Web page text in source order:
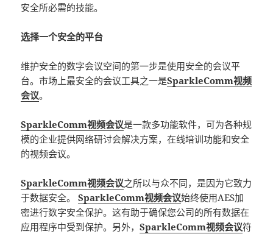
安全所必需的技能。
选择一个安全的平台
维护安全的数字会议空间的第一步是使用安全的会议平
台。市场上最安全的会议工具之一是SparkleComm视频
会议。
SparkleComm视频会议是一款多功能软件，可为各种规
模的企业提供网络研讨会解决方案，在线培训功能和安全
的视频会议。
SparkleComm视频会议之所以与众不同，是因为它致力
于数据安全。SparkleComm视频会议始终使用AES加
密进行数字安全保护。这有助于确保您公司的所有数据在
应用程序中受到保护。另外，SparkleComm视频会议符